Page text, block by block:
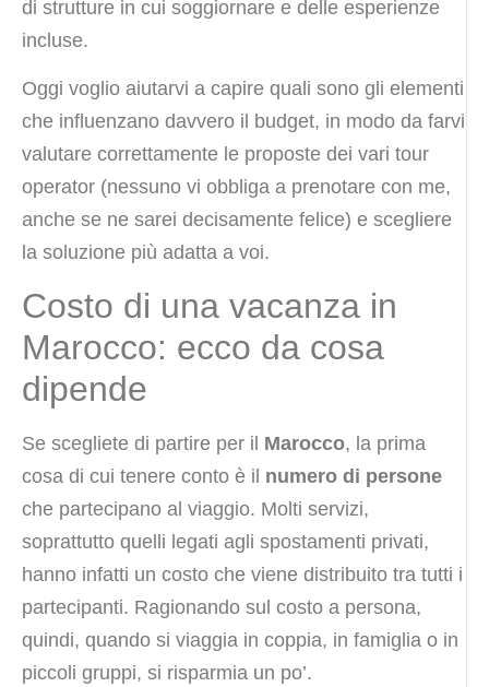
di strutture in cui soggiornare e delle esperienze
incluse.
Oggi voglio aiutarvi a capire quali sono gli elementi
che influenzano davvero il budget, in modo da farvi
valutare correttamente le proposte dei vari tour
operator (nessuno vi obbliga a prenotare con me,
anche se ne sarei decisamente felice) e scegliere
la soluzione più adatta a voi.
Costo di una vacanza in
Marocco: ecco da cosa
dipende
Se scegliete di partire per il Marocco, la prima
cosa di cui tenere conto è il numero di persone
che partecipano al viaggio. Molti servizi,
soprattutto quelli legati agli spostamenti privati,
hanno infatti un costo che viene distribuito tra tutti i
partecipanti. Ragionando sul costo a persona,
quindi, quando si viaggia in coppia, in famiglia o in
piccoli gruppi, si risparmia un po’.